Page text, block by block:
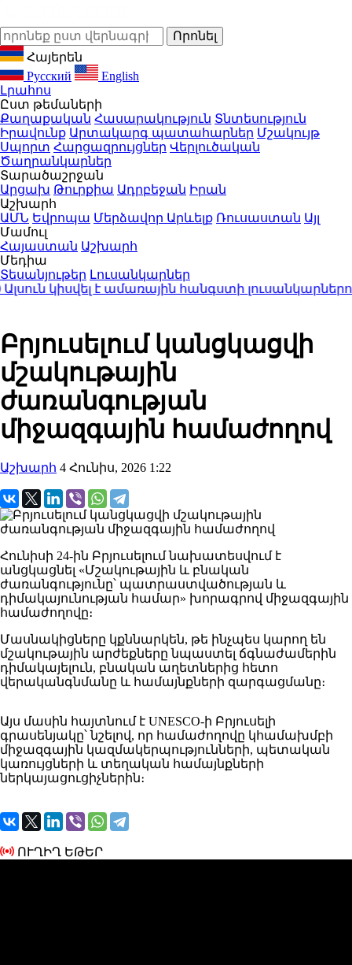
Հայերեն
Русский
English
Լրահոս
Ըստ թեմաների
Քաղաքական Հասարակություն Տնտեսություն
Իրավունք Արտակարգ պատահարներ Մշակույթ
Սպորտ Հարցազրույցներ Վերլուծական
Ծաղրանկարներ
Տարածաշրջան
Արցախ Թուրքիա Ադրբեջան Իրան
Աշխարհ
ԱՄՆ Եվրոպա Մերձավոր Արևելք Ռուսաստան Այլ
Մամուլ
Հայաստան Աշխարհ
Մեդիա
Տեսանյութեր Լուսանկարներ
կիսվել է ամառային հանգստի լուսանկարներով
Բրյուսելում կանցկացվի
մշակութային
ժառանգության
միջազգային համաժողով
Աշխարհ 4 Հունիս, 2026 1:22
Հունիսի 24-ին Բրյուսելում նախատեսվում է
անցկացնել «Մշակութային և բնական
ժառանգությունը՝ պատրաստվածության և
դիմակայունության համար» խորագրով միջազգային
համաժողովը։
Մասնակիցները կքննարկեն, թե ինչպես կարող են
մշակութային արժեքները նպաստել ճգնաժամերին
դիմակայելուն, բնական աղետներից հետո
վերականգնմանը և համայնքների զարգացմանը։
Այս մասին հայտնում է UNESCO-ի Բրյուսելի
գրասենյակը՝ նշելով, որ համաժողովը կհամախմբի
միջազգային կազմակերպությունների, պետական
կառույցների և տեղական համայնքների
ներկայացուցիչներին։
ՈՒՂԻՂ ԵԹԵՐ